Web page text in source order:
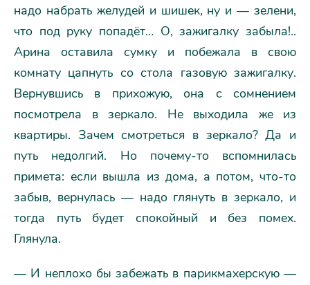
надо набрать желудей и шишек, ну и — зелени,
что под руку попадёт… О, зажигалку забыла!..
Арина оставила сумку и побежала в свою
комнату цапнуть со стола газовую зажигалку.
Вернувшись в прихожую, она с сомнением
посмотрела в зеркало. Не выходила же из
квартиры. Зачем смотреться в зеркало? Да и
путь недолгий. Но почему-то вспомнилась
примета: если вышла из дома, а потом, что-то
забыв, вернулась — надо глянуть в зеркало, и
тогда путь будет спокойный и без помех.
Глянула.
— И неплохо бы забежать в парикмахерскую —